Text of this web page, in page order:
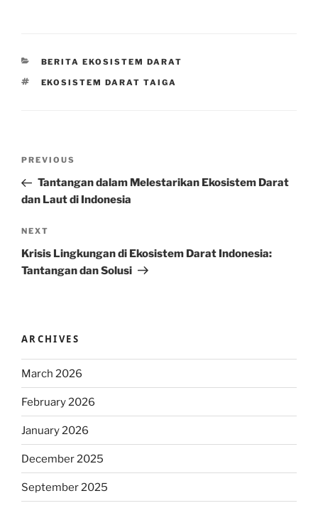
CATEGORIES
BERITA EKOSISTEM DARAT
TAGS
EKOSISTEM DARAT TAIGA
Previous
Post
PREVIOUS
Tantangan dalam Melestarikan Ekosistem Darat
dan Laut di Indonesia
Next
Post
NEXT
Krisis Lingkungan di Ekosistem Darat Indonesia:
Tantangan dan Solusi
ARCHIVES
March 2026
February 2026
January 2026
December 2025
September 2025